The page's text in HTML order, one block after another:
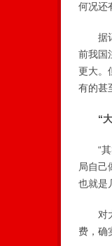
何况还
据记
前我国
更大。
有的甚
“
“其实
局自己
也就是
对大
费，确